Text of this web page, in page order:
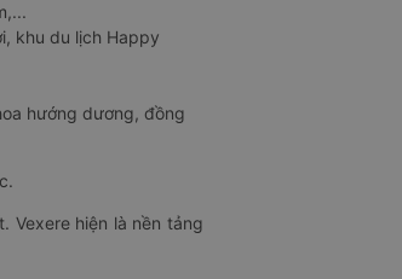
khu du lịch Happy
hướng dương, đồng
Vexere hiện là nền tảng